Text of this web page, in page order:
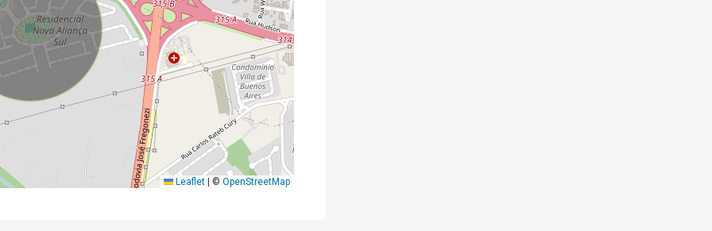
Leaflet ©OpenStreetMap